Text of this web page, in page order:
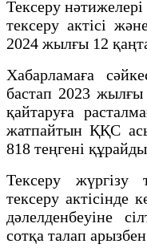
Тексеру
тексеру актісі
2024 жылғы 12
Хабарламаға
бастап 2023 жылғы
қайтаруға
жатпайтын ҚҚС
818 теңгені
Тексеру жүргізу
тексеру актісінде
дәлелденбеуіне
сотқа талап